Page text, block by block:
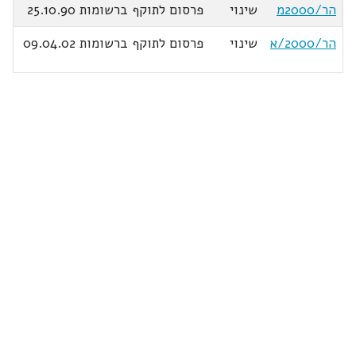
הר/2000מ
שינוי
פרסום לתוקף ברשומות 25.10.90
הר/2000/א
שינוי פרסום לתוקף ברשומות 09.04.02